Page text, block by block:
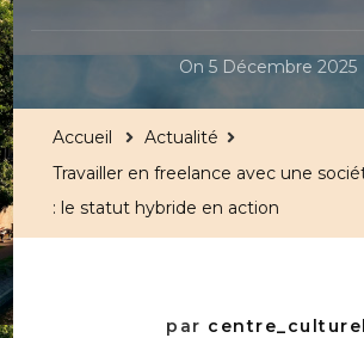
On 5 Décembre 2025
Accueil
Actualité
Travailler en freelance avec une
: le statut hybride en action
par centre_culturel